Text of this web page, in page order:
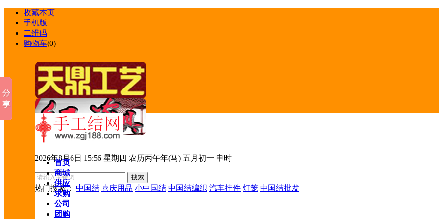
收藏本页
手机版
二维码
购物车(0)
2026年8月6日 15:56 星期四 农历丙午年(马) 五月初一 申时
热门搜索： 中国结 喜庆用品 小中国结 中国结编织 汽车挂件 灯笼 中国结批发
首页
商城
供应
求购
公司
团购